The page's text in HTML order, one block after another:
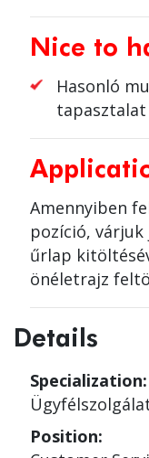
Nice to
Hasonló
tapasztalat
Amennyiben
pozíció,
űrlap
önéletrajz
Details
Specialization:
Position: